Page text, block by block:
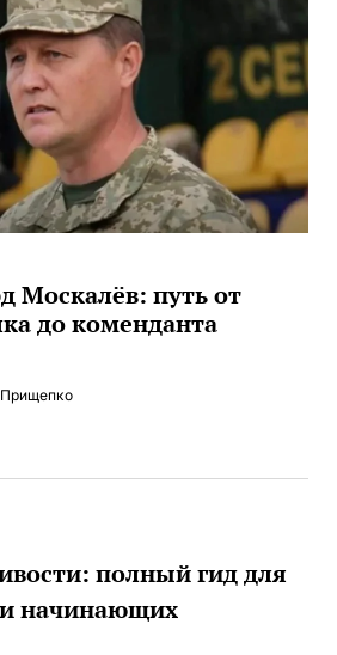
Москалёв: путь от
до коменданта
Прищепко
полный гид для
начинающих